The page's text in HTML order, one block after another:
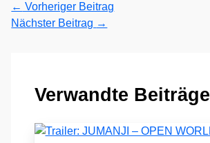
← Vorheriger Beitrag
Nächster Beitrag →
Verwandte Beiträge